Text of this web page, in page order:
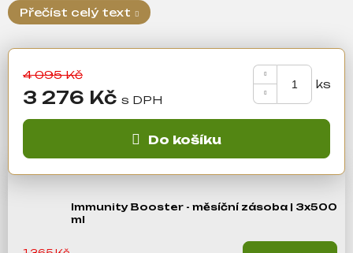
Přečíst celý text
Immunity Booster - měsíční zásoba | 3x500
ml
4 095 Kč
3 276 Kč
cena:
Do košíku
D
p
o